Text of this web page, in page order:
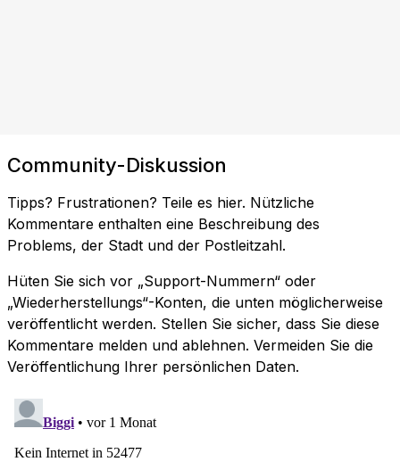
Community-Diskussion
Tipps? Frustrationen? Teile es hier. Nützliche
Kommentare enthalten eine Beschreibung des
Problems, der Stadt und der Postleitzahl.
Hüten Sie sich vor „Support-Nummern“ oder
„Wiederherstellungs“-Konten, die unten möglicherweise
veröffentlicht werden. Stellen Sie sicher, dass Sie diese
Kommentare melden und ablehnen. Vermeiden Sie die
Veröffentlichung Ihrer persönlichen Daten.